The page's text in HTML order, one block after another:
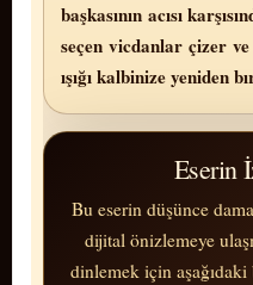
başkasının acısı
seçen vic­dan­lar çizer
ışığı kalbinize yeniden
Eserin
Bu eserin düşünce
dijital önizlemeye
dinlemek için